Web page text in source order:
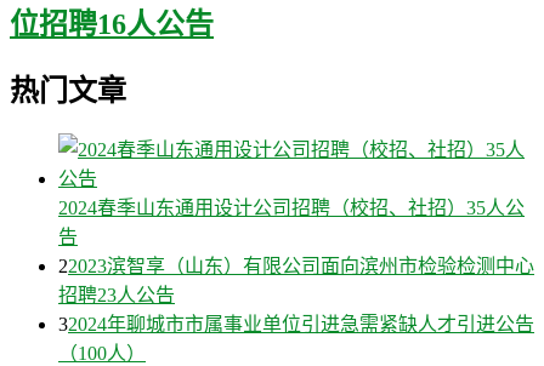
位招聘16人公告
热门文章
2024春季山东通用设计公司招聘（校招、社招）35人公
告
22023滨智享（山东）有限公司面向滨州市检验检测中心
招聘23人公告
32024年聊城市市属事业单位引进急需紧缺人才引进公告
（100人）